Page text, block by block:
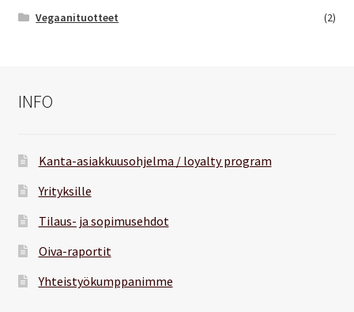
Vegaanituotteet
(2)
INFO
Kanta-asiakkuusohjelma / loyalty program
Yrityksille
Tilaus- ja sopimusehdot
Oiva-raportit
Yhteistyökumppanimme